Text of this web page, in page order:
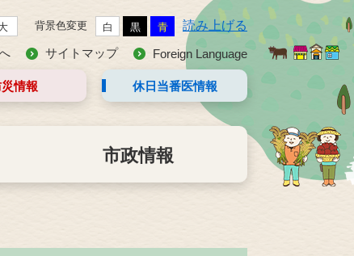
背景色変更 白 黒 青 読み上げる
サイトマップ Foreign Language
災情報 休日当番医情報
市政情報